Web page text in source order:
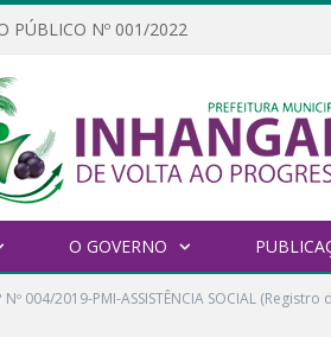
PÚBLICO Nº 001/2022
O GOVERNO
Nº 004/2019-PMI-ASSISTÊNCIA SOCIAL